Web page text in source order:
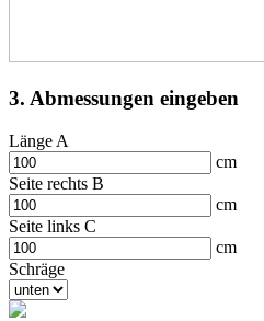
3. Abmessungen eingeben
Länge A
cm
Seite rechts B
cm
Seite links C
cm
Schräge